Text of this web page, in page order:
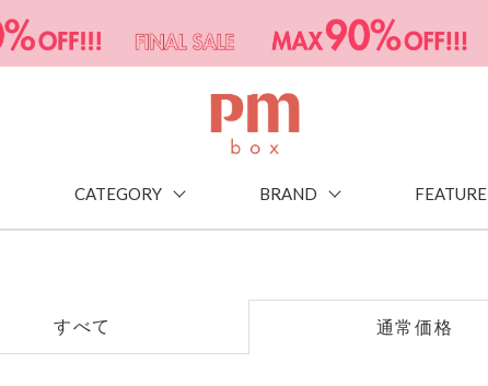
CATEGORY BRAND FEATURE
すべて 通常価格